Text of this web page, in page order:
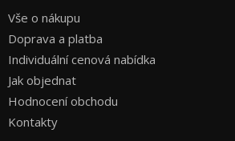
Vše o nákupu
Doprava a platba
Individuální cenová nabídka
Jak objednat
Hodnocení obchodu
Kontakty